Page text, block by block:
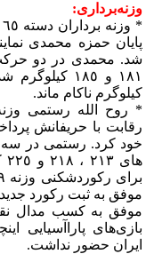
وزنه‌برداری:
پایان حمزه محمدی
شد. محمدی در دو
کیلوگرم ناکام ماند.
رقابت با حریفانش
خود کرد. رستمی در سه
موفق به ثبت رکورد
ایران حضور نداشت.